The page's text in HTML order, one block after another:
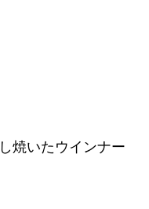
焼いたウインナー